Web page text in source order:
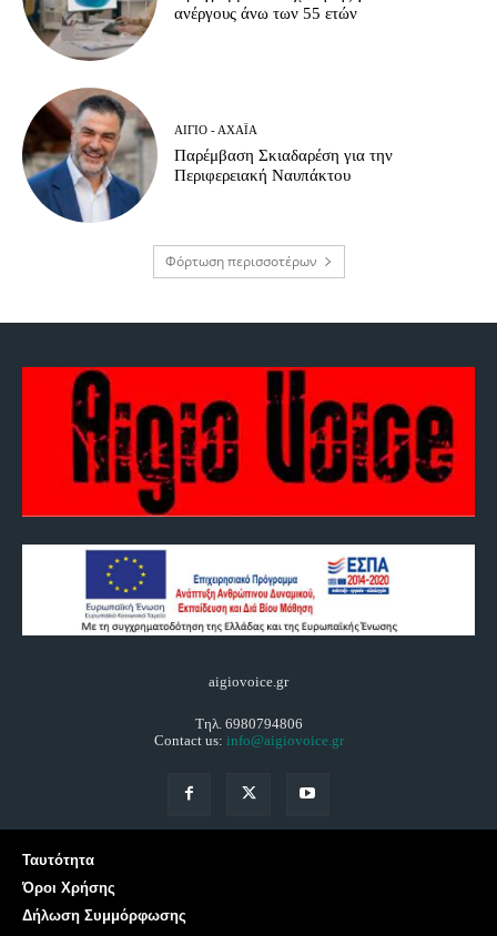
ανέργους άνω των 55 ετών
ΑΊΓΙΟ - ΑΧΑΪ́Α
Παρέμβαση Σκιαδαρέση για την
Περιφερειακή Ναυπάκτου
Φόρτωση περισσοτέρων
aigiovoice.gr
Τηλ. 6980794806
Contact us: info@aigiovoice.gr
Ταυτότητα
Όροι Χρήσης
Δήλωση Συμμόρφωσης